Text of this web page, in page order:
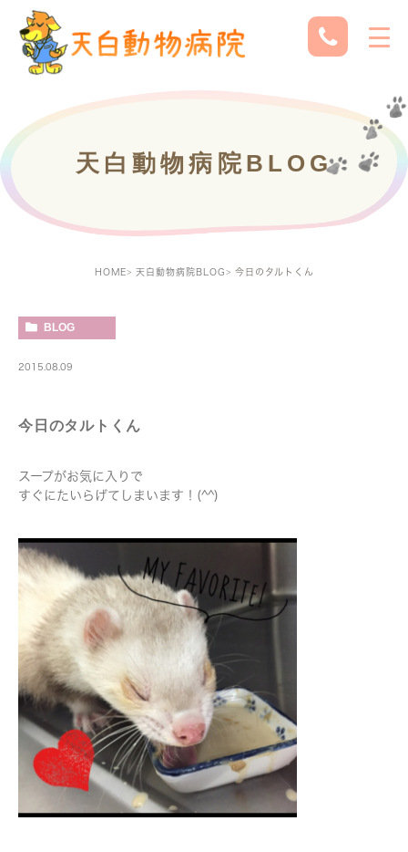
天白動物病院BLOG
HOME 天白動物病院BLOG 今日のタルトくん
BLOG
2015.08.09
今日のタルトくん
スープがお気に入りで
すぐにたいらげてしまいます！(^^)